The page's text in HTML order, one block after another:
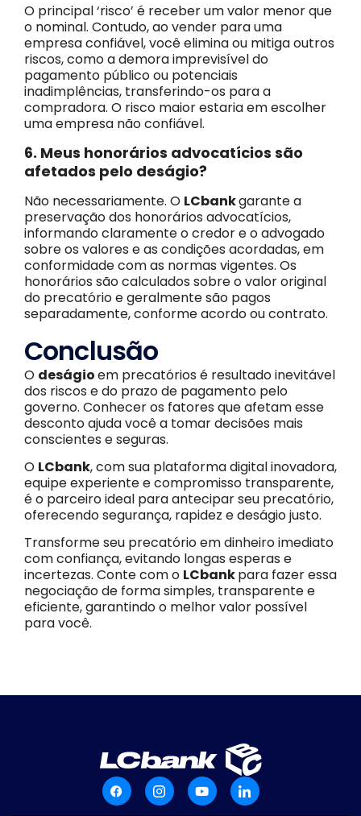
O principal ‘risco’ é receber um valor menor que
o nominal. Contudo, ao vender para uma
empresa confiável, você elimina ou mitiga outros
riscos, como a demora imprevisível do
pagamento público ou potenciais
inadimplências, transferindo-os para a
compradora. O risco maior estaria em escolher
uma empresa não confiável.
6. Meus honorários advocatícios são
afetados pelo deságio?
Não necessariamente. O LCbankgarante a
preservação dos honorários advocatícios,
informando claramente o credor e o advogado
sobre os valores e as condições acordadas, em
conformidade com as normas vigentes. Os
honorários são calculados sobre o valor original
do precatório e geralmente são pagos
separadamente, conforme acordo ou contrato.
Conclusão
O deságioem precatórios é resultado inevitável
dos riscos e do prazo de pagamento pelo
governo. Conhecer os fatores que afetam esse
desconto ajuda você a tomar decisões mais
conscientes e seguras.
O LCbank, com sua plataforma digital inovadora,
equipe experiente e compromisso transparente,
é o parceiro ideal para antecipar seu precatório,
oferecendo segurança, rapidez e deságio justo.
Transforme seu precatório em dinheiro imediato
com confiança, evitando longas esperas e
incertezas. Conte com o LCbankpara fazer essa
negociação de forma simples, transparente e
eficiente, garantindo o melhor valor possível
para você.